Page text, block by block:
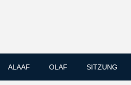
ALAAF OLAF SITZUNG